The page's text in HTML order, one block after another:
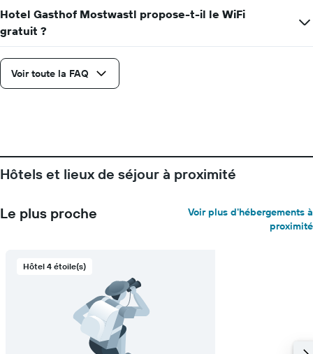
Hotel Gasthof Mostwastl propose-t-il le WiFi
gratuit ?
Voir toute la FAQ
Hôtels et lieux de séjour à proximité
Le plus proche
Voir plus d'hébergements à
proximité
Hôtel 4 étoile(s)